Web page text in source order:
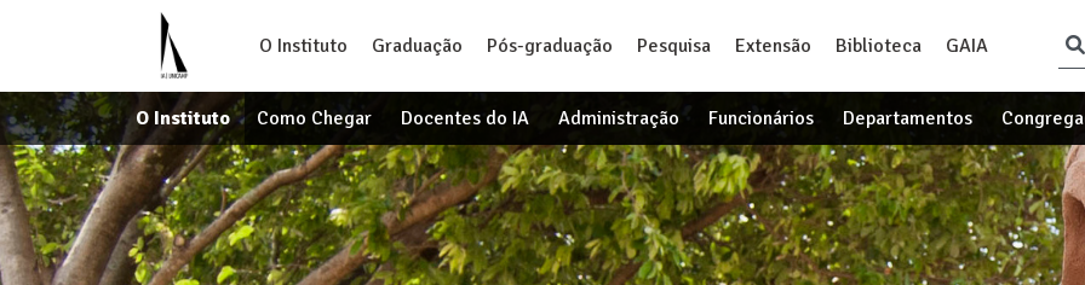
O Instituto Graduação Pós-graduação Pesquisa Extensão Biblioteca GAIA
O Instituto Como Chegar Docentes do IA Administração Funcionários Departamentos